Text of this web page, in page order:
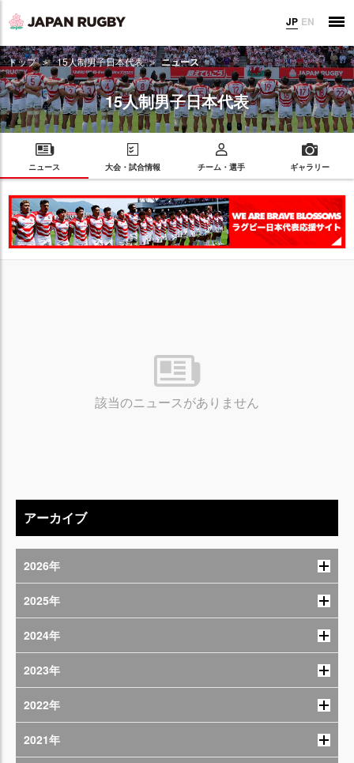
JP EN
トップ 15人制男子日本代表 ニュース
15人制男子日本代表
ニュース 大会・試合情報 チーム・選手 ギャラリー
該当のニュースがありません
アーカイブ
2026年
2025年
2024年
2023年
2022年
2021年